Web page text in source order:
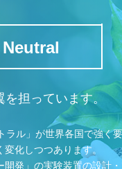
担っています。
ラル」が世界各国で強く
化しつつあります。
発」の実験装置の設計